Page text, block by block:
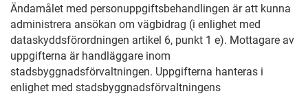
Ändamålet med personuppgiftsbehandlingen är att kunna
administrera ansökan om vägbidrag (i enlighet med
dataskyddsförordningen artikel 6, punkt 1 e). Mottagare av
uppgifterna är handläggare inom
stadsbyggnadsförvaltningen. Uppgifterna hanteras i
enlighet med stadsbyggnadsförvaltningens